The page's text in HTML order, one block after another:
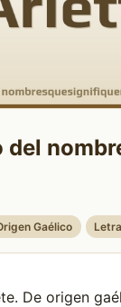
del
Gaélico
De origen